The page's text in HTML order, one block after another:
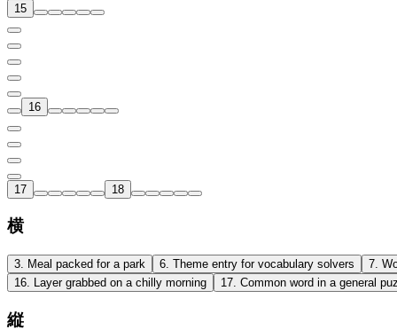
15
16
17 18
横
3. Meal packed for a park 6. Theme entry for vocabulary solvers 7.
16. Layer grabbed on a chilly morning 17. Common word in a general
縦